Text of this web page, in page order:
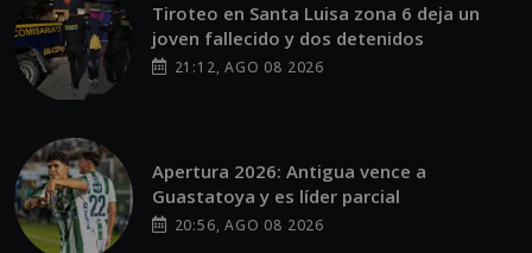
Tiroteo en Santa Luisa zona 6 deja un
joven fallecido y dos detenidos
21:12, AGO 08 2026
Apertura 2026: Antigua vence a
Guastatoya y es líder parcial
20:56, AGO 08 2026